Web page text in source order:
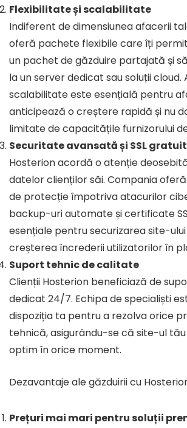
Flexibilitate și scalabilitate
Indiferent de dimensiunea afacerii
oferă pachete flexibile care îți
un pachet de găzduire partajată și
la un server dedicat sau soluții cloud.
scalabilitate este esențială pentru
anticipează o creștere rapidă și nu
limitate de capacitățile furnizorului
Securitate avansată și SSL gratuit
Hosterion acordă o atenție
datelor clienților săi. Compania
de protecție împotriva atacurilor
backup-uri automate și certificate
esențiale pentru securizarea site-
creșterea încrederii utilizatorilor în
Suport tehnic de calitate
Clienții Hosterion beneficiază de
dedicat 24/7. Echipa de specialiști
dispoziția ta pentru a rezolva orice
tehnică, asigurându-se că site-ul
optim în orice moment.
Dezavantaje ale găzduirii cu
Prețuri mai mari pentru soluții